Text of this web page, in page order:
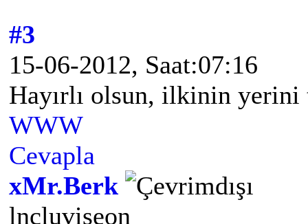
#3
15-06-2012, Saat:07:16
Hayırlı olsun, ilkinin
WWW
Cevapla
xMr.Berk
lncluviseon